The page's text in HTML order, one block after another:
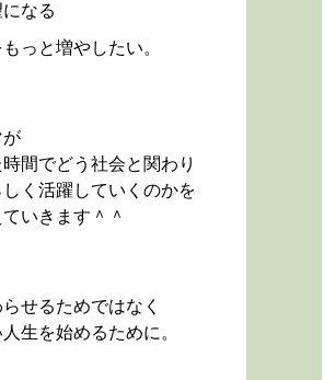
なる
っと増やしたい。
間でどう社会と関わり
く活躍していくのかを
いきます＾＾
せるためではなく
生を始めるために。